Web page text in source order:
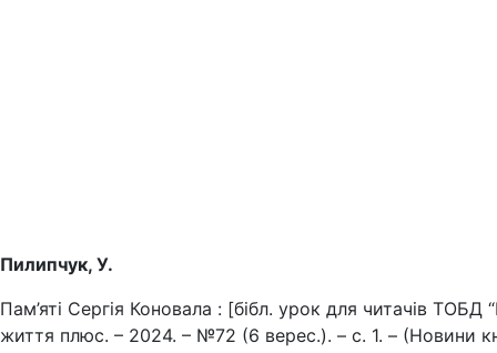
Пилипчук, У.
Пам’яті Сергія Коновала : [бібл. урок для читачів
життя плюс. – 2024. – №72 (6 верес.). – с. 1. – (Новини